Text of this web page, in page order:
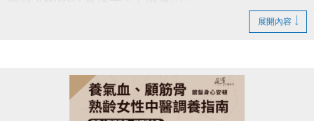
◆活動地點｜蘆竹國民運動中心
展開內容